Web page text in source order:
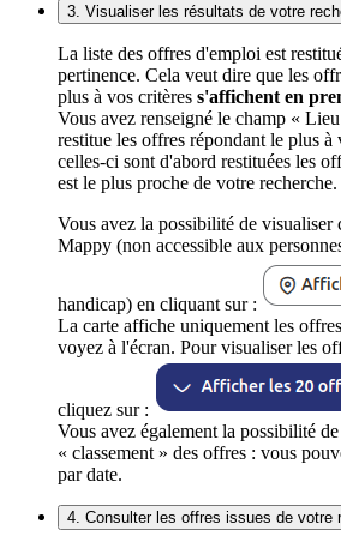
3. Visualiser les résultats de votre
La liste des offres d'emploi est
pertinence. Cela veut dire que les
plus à vos critères s'affichent en
Vous avez renseigné le champ «
restitue les offres répondant le plus à
celles-ci sont d'abord restituées les
est le plus proche de votre recherche.
Vous avez la possibilité de visualiser
Mappy (non accessible aux
handicap) en cliquant sur :
La carte affiche uniquement les
voyez à l'écran. Pour visualiser les
cliquez sur :
Vous avez également la possibilité
« classement » des offres : vous
par date.
4. Consulter les offres issues de votre